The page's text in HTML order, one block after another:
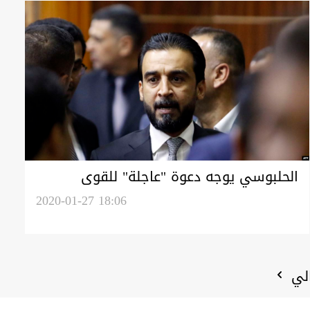
الحلبوسي يوجه دعوة "عاجلة" للقوى
2020-01-27 18:06